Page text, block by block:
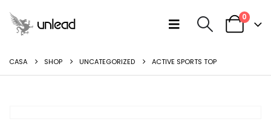
0
CASA SHOP UNCATEGORIZED ACTIVE SPORTS TOP